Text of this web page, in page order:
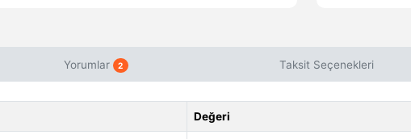
Yorumlar 2 Taksit Seçenekleri
Değeri